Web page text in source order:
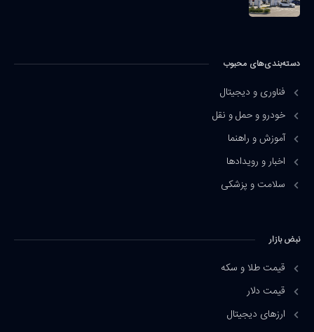
دسته‌بندی‌های محبوب
فناوری و دیجیتال
خودرو و حمل و نقل
آموزش و راهنما
اخبار و رویدادها
سلامت و پزشکی
نبض بازار
قیمت طلا و سکه
قیمت دلار
ارزهای دیجیتال